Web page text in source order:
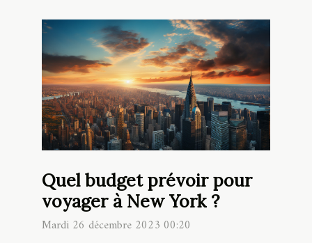
Quel budget prévoir pour
voyager à New York ?
Mardi 26 décembre 2023 00:20